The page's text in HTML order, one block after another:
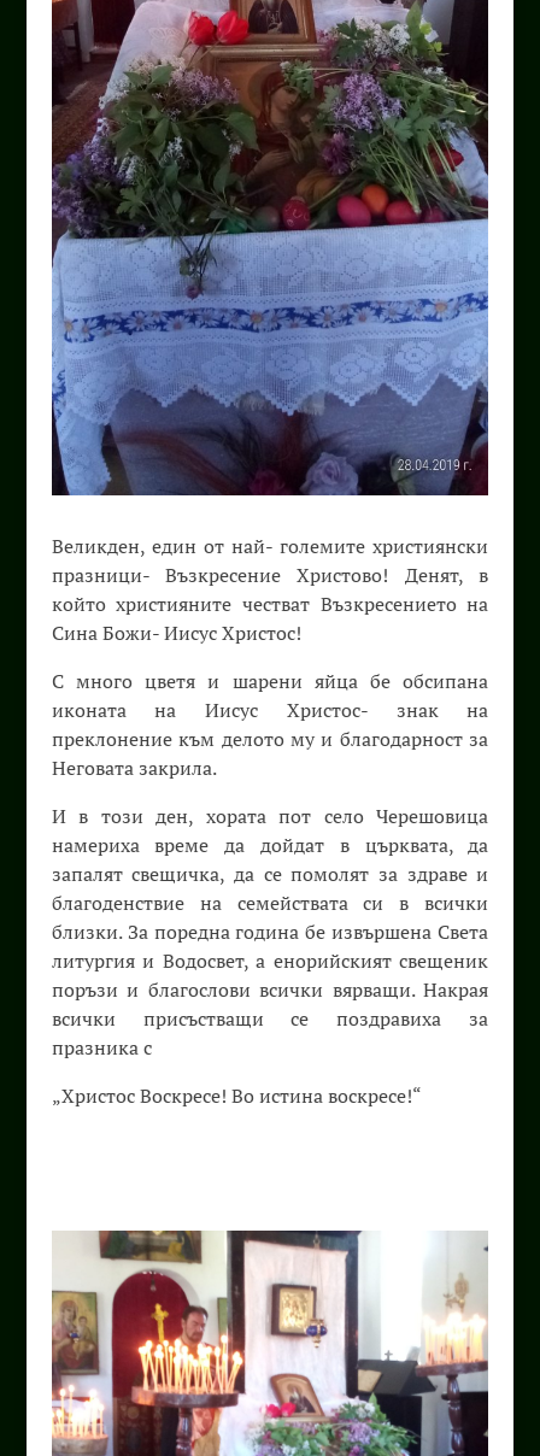
Великден, един от най- големите християнски
празници- Възкресение Христово! Денят, в
който християните честват Възкресението на
Сина Божи- Иисус Христос!
С много цветя и шарени яйца бе обсипана
иконата на Иисус Христос- знак на
преклонение към делото му и благодарност за
Неговата закрила.
И в този ден, хората пот село Черешовица
намериха време да дойдат в църквата, да
запалят свещичка, да се помолят за здраве и
благоденствие на семействата си в всички
близки. За поредна година бе извършена Света
литургия и Водосвет, а енорийският свещеник
поръзи и благослови всички вярващи. Накрая
всички присъстващи се поздравиха за
празника с
„Христос Воскресе! Во истина воскресе!“